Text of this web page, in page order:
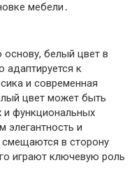
мебели․
белый цвет в
адаптируется к
и современная
цвет может быть
и функциональных
элегантность и
смещаются в сторону
играют ключевую роль